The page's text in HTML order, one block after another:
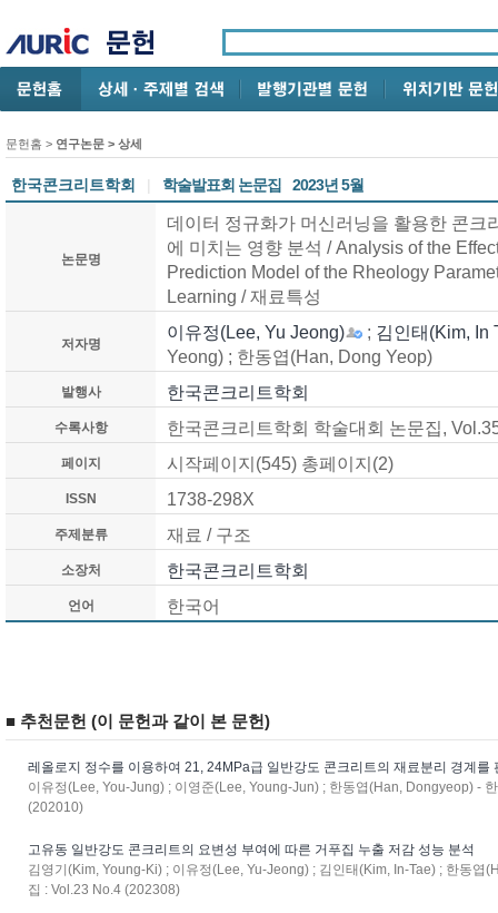
문헌홈 > 연구논문 > 상세
한국콘크리트학회 | 학술발표회 논문집 2023년 5월
논문명
데이터 정규화가 머신러닝을 활용한 콘크
에 미치는 영향 분석 / Analysis of the
Prediction Model of the Rheology
Learning / 재료특성
저자명
이유정(Lee, Yu Jeong) ; 김인태(Kim, In
Yeong) ; 한동엽(Han, Dong Yeop)
발행사 한국콘크리트학회
수록사항 한국콘크리트학회 학술대회 논문집,
페이지 시작페이지(545) 총페이지(2)
ISSN 1738-298X
주제분류 재료 / 구조
소장처 한국콘크리트학회
언어 한국어
■ 추천문헌 (이 문헌과 같이 본 문헌)
레올로지 정수를 이용하여 21, 24MPa급 일반강도 콘크리트의 재료분리 경계를
이유정(Lee, You-Jung) ; 이영준(Lee, Young-Jun) ; 한동엽(Han, Dongyeop) -
(202010)
고유동 일반강도 콘크리트의 요변성 부여에 따른 거푸집 누출 저감 성능 분석
김영기(Kim, Young-Ki) ; 이유정(Lee, Yu-Jeong) ; 김인태(Kim, In-Tae) ; 한동엽
집 : Vol.23 No.4 (202308)